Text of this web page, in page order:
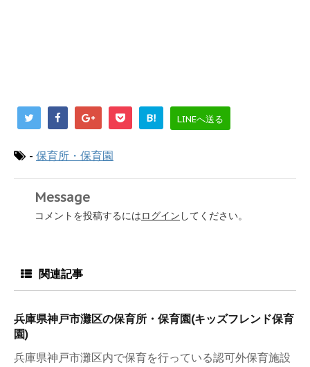
B! LINEへ送る
- 保育所・保育園
Message
コメントを投稿するにはログイン してください。
関連記事
兵庫県神戸市灘区の保育所・保育園(キッズフレンド保育
園)
兵庫県神戸市灘区内で保育を行っている認可外保育施設